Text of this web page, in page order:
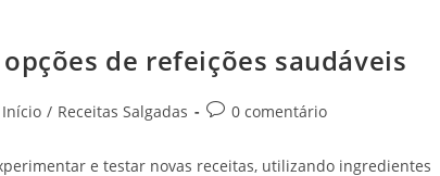
de refeições saudáveis
Início / Receitas Salgadas 0 comentário
e testar novas receitas, utilizando ingredientes